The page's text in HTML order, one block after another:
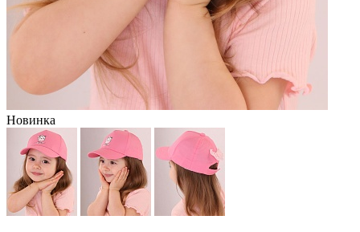
Новинка